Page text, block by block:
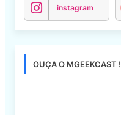
instagram
OUÇA O MGEEKCAST !